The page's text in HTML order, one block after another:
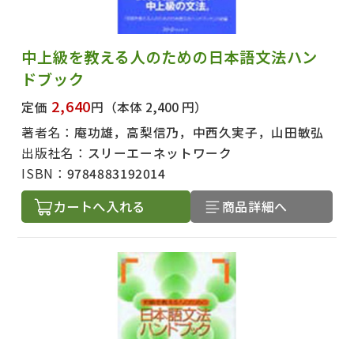
中上級を教える人のための日本語文法ハン
ドブック
定価 2,640円 （本体 2,400 円）
著者名： 庵功雄，高梨信乃，中西久実子，山田敏弘
出版社名： スリーエーネットワーク
ISBN： 9784883192014
カートへ入れる 商品詳細へ